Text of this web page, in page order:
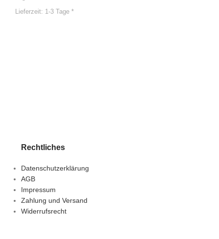
Lieferzeit: 1-3 Tage *
Rechtliches
Datenschutzerklärung
AGB
Impressum
Zahlung und Versand
Widerrufsrecht